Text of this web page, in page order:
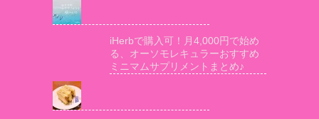
iHerbで購入可！月4,000円で始め
る、オーソモレキュラーおすすめ
ミニマムサプリメントまとめ♪